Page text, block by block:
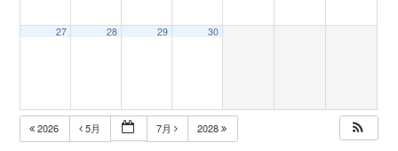
27 28 29 30
2026 5月 7月 2028